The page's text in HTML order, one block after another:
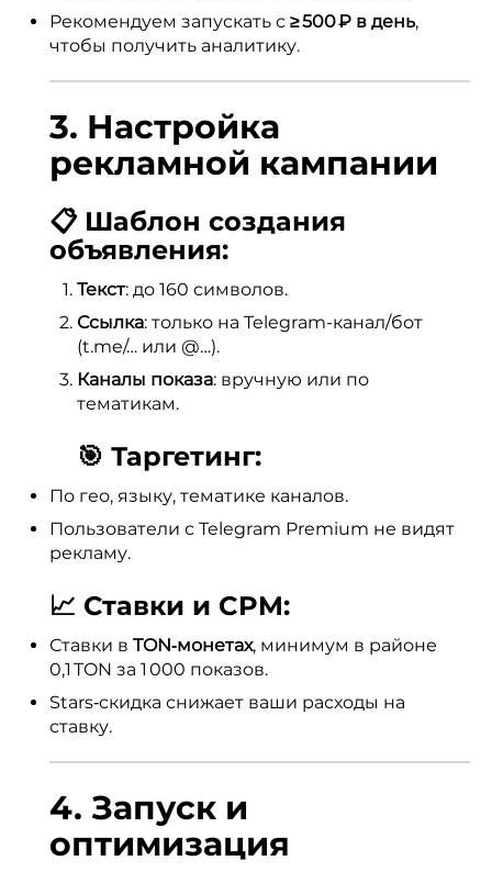
Рекомендуем запускать с ≥ 500 ₽ в день,
чтобы получить аналитику.
3. Настройка
рекламной кампании
📋 Шаблон создания
объявления:
Текст: до 160 символов.
Ссылка: только на Telegram-канал/бот
(t.me/… или @…).
Каналы показа: вручную или по
тематикам.
🎯 Таргетинг:
По гео, языку, тематике каналов.
Пользователи с Telegram Premium не видят
рекламу.
📈 Ставки и CPM:
Ставки в TON‑монетах, минимум в районе
0,1 TON за 1 000 показов.
Stars‑скидка снижает ваши расходы на
ставку.
4. Запуск и
оптимизация